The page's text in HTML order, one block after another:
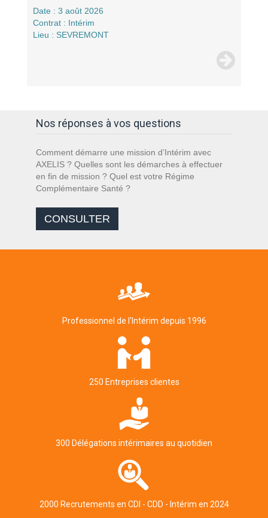
Date : 3 août 2026
Contrat : Intérim
Lieu : SEVREMONT
Nos réponses à vos questions
Comment démarre une mission d’Intérim avec
AXELIS ? Quelles sont les démarches à effectuer
en fin de mission ? Quel est votre Régime
Complémentaire Santé ?
CONSULTER
Professionnel de l'Intérim depuis 1996
250 Entreprises clientes
300 Délégations intérimaires au quotidien
2000 Recrutements en CDI - CDD - Intérim en 2024